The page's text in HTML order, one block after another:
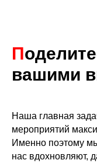
П
вашими
Наша главная
мероприятий
Именно поэтому
нас вдохновляют,